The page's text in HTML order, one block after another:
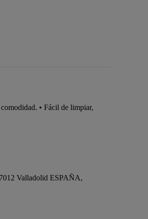
• Fácil de limpiar,
Valladolid ESPAÑA,